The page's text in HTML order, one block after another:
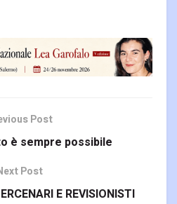
Post
è sempre possibile
Post
E REVISIONISTI